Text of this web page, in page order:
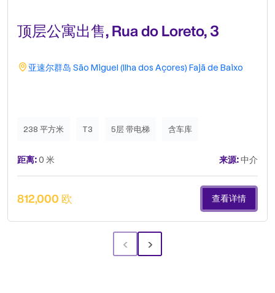
顶层公寓出售, Rua do Loreto, 3
亚速尔群岛 São Miguel (Ilha dos Açores) Fajã de Baixo
238 平方米 T3 5层 带电梯 含车库
距离:0 米 来源:中介
812,000 欧 查看详情
‹ ›